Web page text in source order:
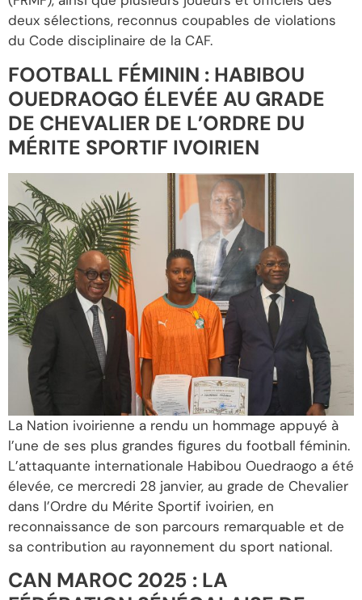
deux sélections, reconnus coupables de violations
du Code disciplinaire de la CAF.
FOOTBALL FÉMININ : HABIBOU
OUEDRAOGO ÉLEVÉE AU GRADE
DE CHEVALIER DE L’ORDRE DU
MÉRITE SPORTIF IVOIRIEN
La Nation ivoirienne a rendu un hommage appuyé à
l’une de ses plus grandes figures du football féminin.
L’attaquante internationale Habibou Ouedraogo a été
élevée, ce mercredi 28 janvier, au grade de Chevalier
dans l’Ordre du Mérite Sportif ivoirien, en
reconnaissance de son parcours remarquable et de
sa contribution au rayonnement du sport national.
CAN MAROC 2025 : LA